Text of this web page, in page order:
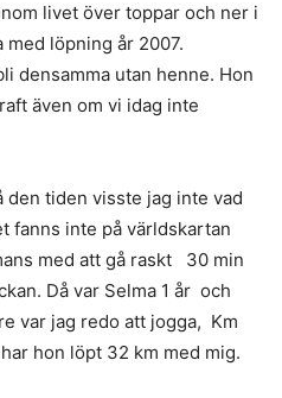
livet över toppar och ner i
löpning år 2007.
densamma utan henne. Hon
även om vi idag inte
den tiden visste jag inte vad
fanns inte på världskartan
med att gå raskt 30 min
Då var Selma 1 år och
var jag redo att jogga, Km
hon löpt 32 km med mig.